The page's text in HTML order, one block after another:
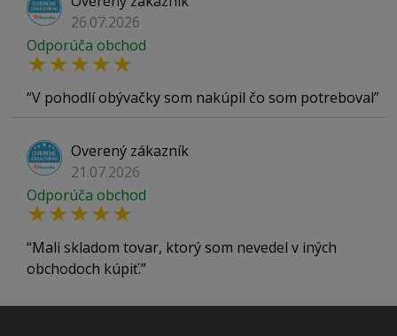
26.07.2026
Odporúča obchod
V pohodlí obývačky som nakúpil čo som potreboval
Overený zákazník
21.07.2026
Odporúča obchod
Mali skladom tovar, ktorý som nevedel v iných
obchodoch kúpiť.